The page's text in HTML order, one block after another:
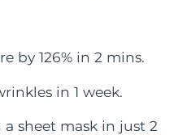
by 126% in 2 mins.
in 1 week.
sheet mask in just 2
Ожидаемая дата доставки
8/11/26